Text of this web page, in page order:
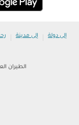
إلى دولة | إلى مدينة |
الطيران